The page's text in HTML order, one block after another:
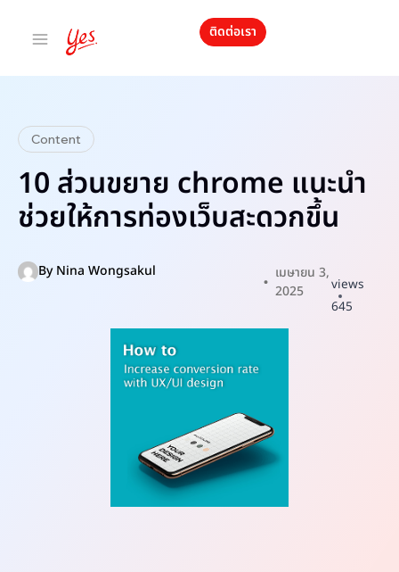
ติดต่อเรา
Content
10 ส่วนขยาย chrome แนะนํา
ช่วยให้การท่องเว็บสะดวกขึ้น
ByNina Wongsakul
เมษายน 3,
2025
views
645